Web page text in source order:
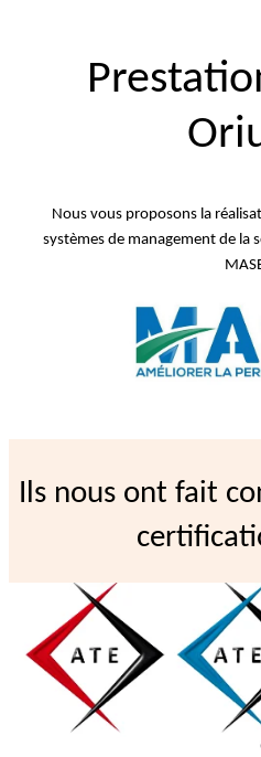
Nous vous proposons la
systèmes de management de la
Ils nous ont fait